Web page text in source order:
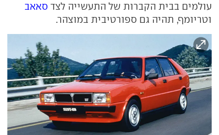
עולמים בבית הקברות של התעשייה לצד סאאב
וטריומף, תהיה גם ספורטיבית במוצהר.